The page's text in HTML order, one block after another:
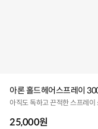
아론 홀드헤어스프레이
아직도 독하고 끈적한 스프레이
25,000원